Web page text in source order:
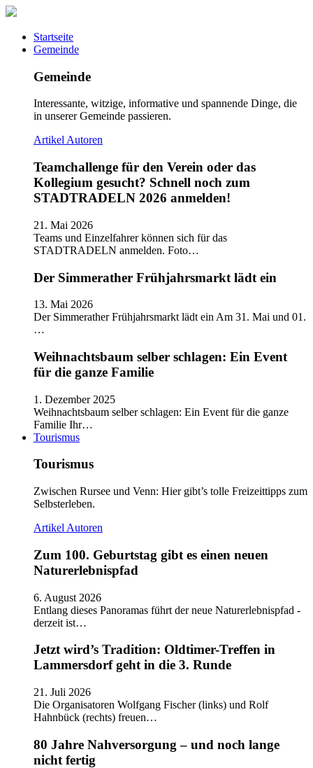
Startseite
Gemeinde
Gemeinde
Interessante, witzige, informative und spannende Dinge, die
in unserer Gemeinde passieren.
ArtikelAutoren
Teamchallenge für den Verein oder das
Kollegium gesucht? Schnell noch zum
STADTRADELN 2026 anmelden!
21. Mai 2026
Teams und Einzelfahrer können sich für das
STADTRADELN anmelden. Foto…
Der Simmerather Frühjahrsmarkt lädt ein
13. Mai 2026
Der Simmerather Frühjahrsmarkt lädt ein Am 31. Mai und 01.
…
Weihnachtsbaum selber schlagen: Ein Event
für die ganze Familie
1. Dezember 2025
Weihnachtsbaum selber schlagen: Ein Event für die ganze
Familie Ihr…
Tourismus
Tourismus
Zwischen Rursee und Venn: Hier gibt’s tolle Freizeittipps zum
Selbsterleben.
Artikel Autoren
Zum 100. Geburtstag gibt es einen neuen
Naturerlebnispfad
6. August 2026
Entlang dieses Panoramas führt der neue Naturerlebnispfad -
derzeit ist…
Jetzt wird’s Tradition: Oldtimer-Treffen in
Lammersdorf geht in die 3. Runde
21. Juli 2026
Die Organisatoren Wolfgang Fischer (links) und Rolf
Hahnbück (rechts) freuen…
80 Jahre Nahversorgung – und noch lange
nicht fertig